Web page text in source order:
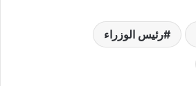
رئيس الوزراء